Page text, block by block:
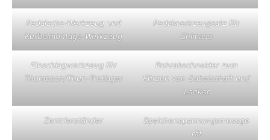
Pedalachs-Werkzeug und
Kurbelmontage-Werkzeug
Pedalwerkzeugsatz für
Shimano
Einschlagwerkzeug für
Thompson/Thun-Tretlager
Rohrabschneider zum
Kürzen von Gabelschaft und
Lenker
Zentrierständer
Speichenspannungsmessge
rät